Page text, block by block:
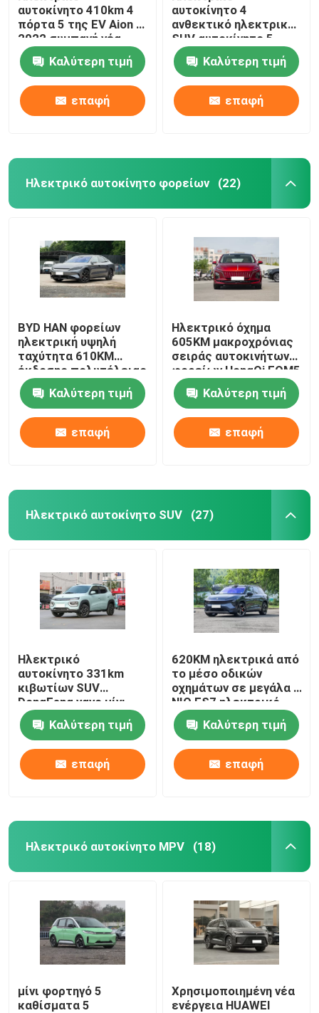
αυτοκίνητο 410km 4
πόρτα 5 της EV Aion S
2022 συμπαγή νέα
ενεργειακά οχήματα
καθισμάτων
Καλύτερη τιμή
επαφή
αυτοκίνητο 4
ανθεκτικό ηλεκτρικό
SUV αυτοκίνητο 5
σφραγίδων 550KM
BYD καθισμάτων
Seater
Καλύτερη τιμή
επαφή
Ηλεκτρικό αυτοκίνητο φορείων (22)
BYD HAN φορείων
ηλεκτρική υψηλή
ταχύτητα 610KM
έκδοσης πολυτέλειας
αντοχής αυτοκινήτων
μακροχρόνια
Καλύτερη τιμή
επαφή
Ηλεκτρικό όχημα
605KM μακροχρόνιας
σειράς αυτοκινήτων
φορείων HongQi EQM5
νέο ενεργειακό πόρτα
4
Καλύτερη τιμή
επαφή
Ηλεκτρικό αυτοκίνητο SUV (27)
Ηλεκτρικό
αυτοκίνητο 331km
κιβωτίων SUV
DongFeng νανο μίνι
ηλεκτρικό αυτοκίνητο
δαπανών υψηλής
ταχύτητας γρήγορο
Καλύτερη τιμή
επαφή
620KM ηλεκτρικά από
το μέσο οδικών
οχημάτων σε μεγάλα 5
NIO ES7 ηλεκτρικό
SUV πορτών
Καλύτερη τιμή
επαφή
Ηλεκτρικό αυτοκίνητο MPV (18)
μίνι φορτηγό 5
καθίσματα 5
Χρησιμοποιημένη νέα
ενέργεια HUAWEI